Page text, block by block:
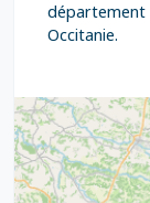
département
Occitanie.